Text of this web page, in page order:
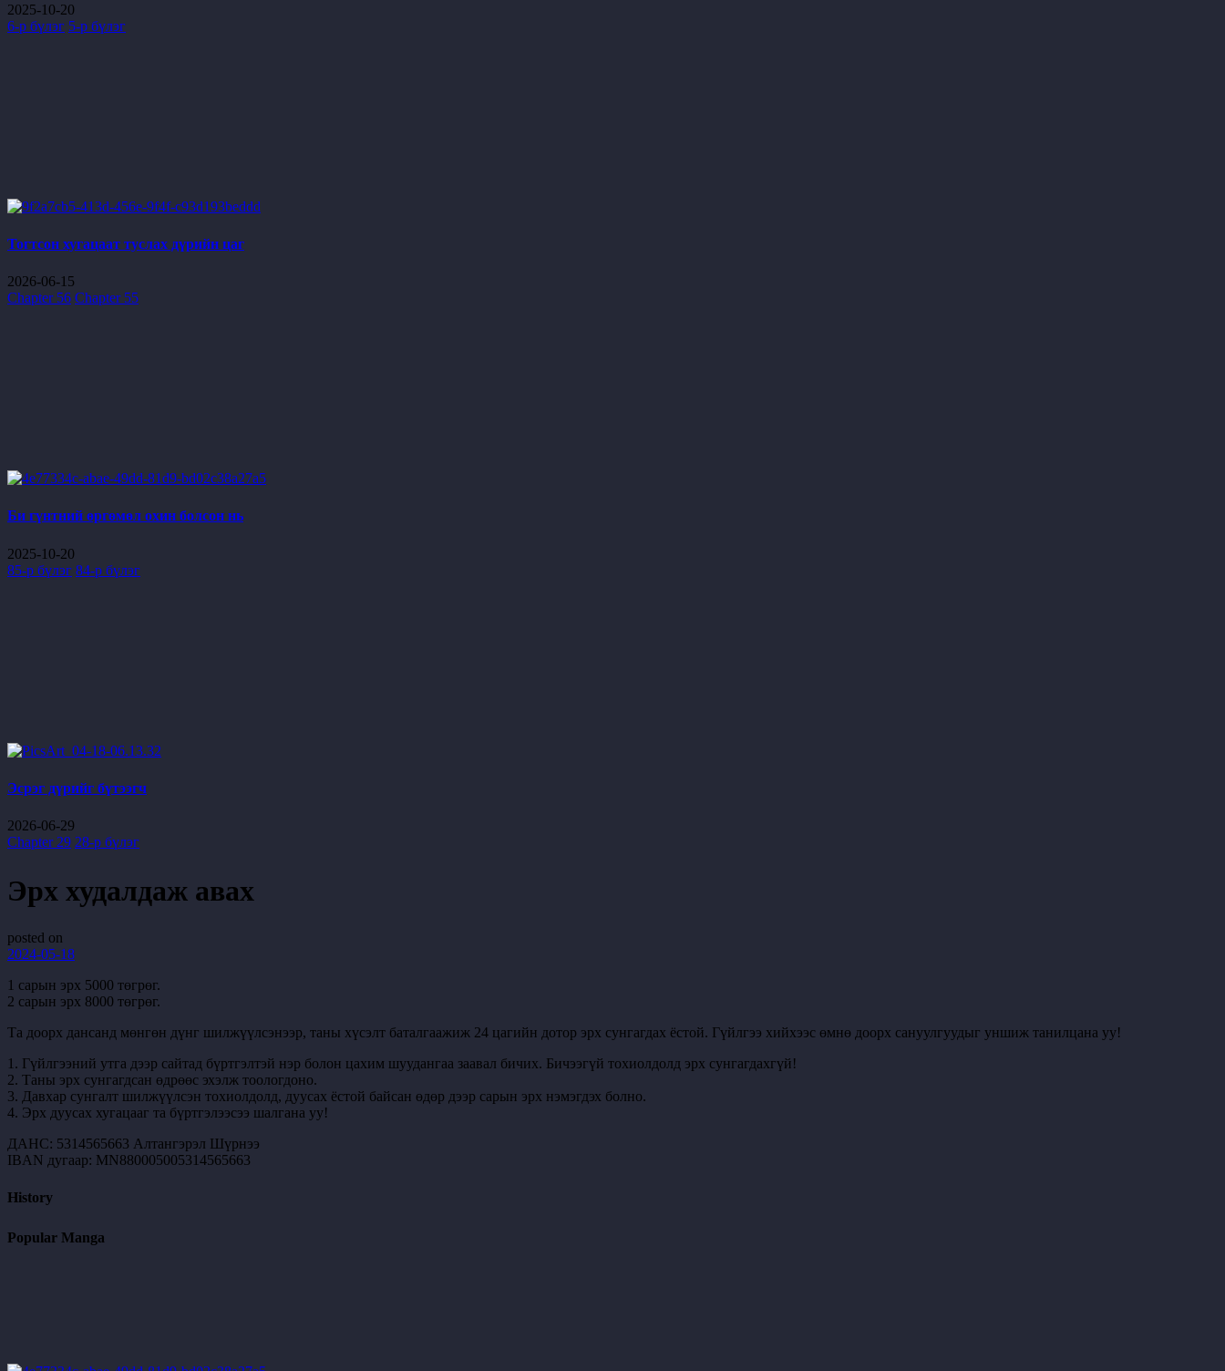
2025-10-20
6-р бүлэг 5-р бүлэг
Тогтсон хугацаат туслах дүрийн цаг
2026-06-15
Chapter 56 Chapter 55
Би гүнтний өргөмөл охин болсон нь
2025-10-20
85-р бүлэг 84-р бүлэг
Эсрэг дүрийг бүтээгч
2026-06-29
Chapter 29 28-р бүлэг
Эрх худалдаж авах
posted on
2024-05-18
1 сарын эрх 5000 төгрөг.
2 сарын эрх 8000 төгрөг.
Та доорх дансанд мөнгөн дүнг шилжүүлсэнээр, таны хүсэлт баталгаажиж 24 цагийн дотор эрх сунгагдах ёстой. Гүйлгээ хийхээс өмнө доорх сануулгуудыг уншиж танилцана уу!
1. Гүйлгээний утга дээр сайтад бүртгэлтэй нэр болон цахим шуудангаа заавал бичих. Бичээгүй тохиолдолд эрх сунгагдахгүй!
2. Таны эрх сунгагдсан өдрөөс эхэлж тоологдоно.
3. Давхар сунгалт шилжүүлсэн тохиолдолд, дуусах ёстой байсан өдөр дээр сарын эрх нэмэгдэх болно.
4. Эрх дуусах хугацааг та бүртгэлээсээ шалгана уу!
ДАНС: 5314565663 Алтангэрэл Шүрнээ
IBAN дугаар: MN880005005314565663
History
Popular Manga